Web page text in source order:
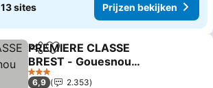
13 sites Prijzen bekijken
DelenToevoegen aan favorieten
PREMIERE CLASSE
BREST - Gouesnou
Aéroport
Prijzen bekijken
3 Sterren
6,9
2.353